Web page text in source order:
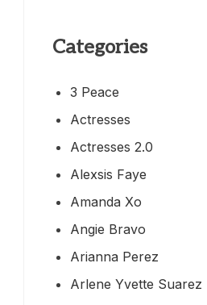
Categories
3 Peace
Actresses
Actresses 2.0
Alexsis Faye
Amanda Xo
Angie Bravo
Arianna Perez
Arlene Yvette Suarez